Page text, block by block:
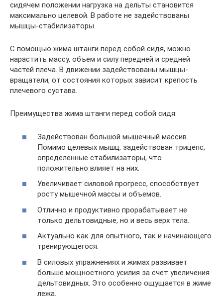
сидячем положении нагрузка на дельты становится
максимально целевой. В работе не задействованы
мышцы-стабилизаторы.
С помощью жима штанги перед собой сидя, можно
нарастить массу, объем и силу передней и средней
частей плеча. В движении задействованы мышцы-
вращатели, от состояния которых зависит крепость
плечевого сустава.
Преимущества жима штанги перед собой сидя:
Задействован большой мышечный массив.
Помимо целевых мышц, задействован трицепс,
определенные стабилизаторы, что
положительно влияет на них.
Увеличивает силовой прогресс, способствует
росту мышечной массы и объемов.
Отлично и продуктивно прорабатывает не
только дельтовидные, но и весь верх тела.
Актуально как для опытного, так и начинающего
тренирующегося.
В силовых упражнениях и жимах развивает
больше мощностного усилия за счет увеличения
дельтовидных. Это особенно ощущается в жиме
лежа.